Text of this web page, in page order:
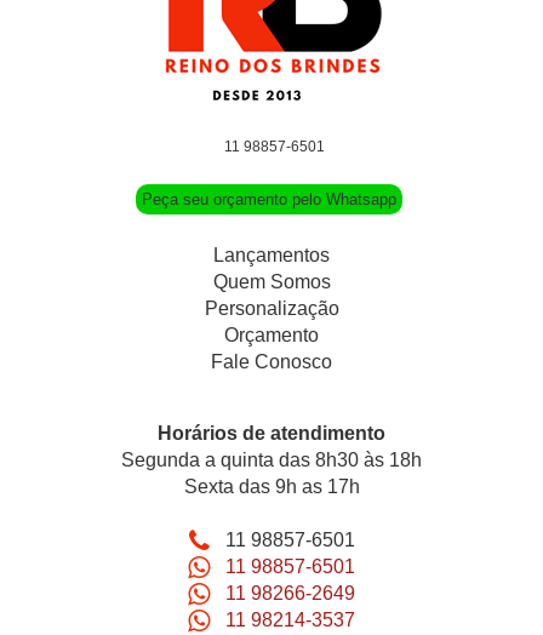
11 98857-6501
Peça seu orçamento pelo Whatsapp
Lançamentos
Quem Somos
Personalização
Orçamento
Fale Conosco
Horários de atendimento
Segunda a quinta das 8h30 às 18h
Sexta das 9h as 17h
11 98857-6501
11 98857-6501
11 98266-2649
11 98214-3537